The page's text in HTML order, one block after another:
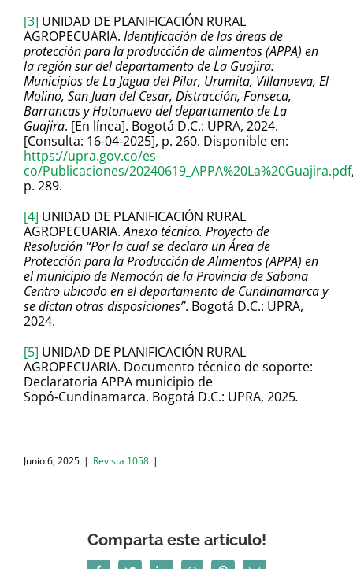
[3] UNIDAD DE PLANIFICACIÓN RURAL
AGROPECUARIA. Identificación de las áreas de
protección para la producción de alimentos (APPA) en
la región sur del departamento de La Guajira:
Municipios de La Jagua del Pilar, Urumita, Villanueva, El
Molino, San Juan del Cesar, Distracción, Fonseca,
Barrancas y Hatonuevo del departamento de La
Guajira. [En línea]. Bogotá D.C.: UPRA, 2024.
[Consulta: 16‑04‑2025], p. 260. Disponible en:
https://upra.gov.co/es-
co/Publicaciones/20240619_APPA%20La%20Guajira.pdf
p. 289.
[4] UNIDAD DE PLANIFICACIÓN RURAL
AGROPECUARIA.Anexo técnico. Proyecto de
Resolución “Por la cual se declara un Área de
Protección para la Producción de Alimentos (APPA) en
el municipio de Nemocón de la Provincia de Sabana
Centro ubicado en el departamento de Cundinamarca y
se dictan otras disposiciones”. Bogotá D.C.: UPRA,
2024.
[5] UNIDAD DE PLANIFICACIÓN RURAL
AGROPECUARIA. Documento técnico de soporte:
Declaratoria APPA municipio de
Sopó‑Cundinamarca. Bogotá D.C.: UPRA, 2025.
Junio 6, 2025 | Revista 1058 |
Comparta este artículo!